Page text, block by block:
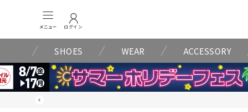
メニュー ログイン
SHOES WEAR ACCESSORY